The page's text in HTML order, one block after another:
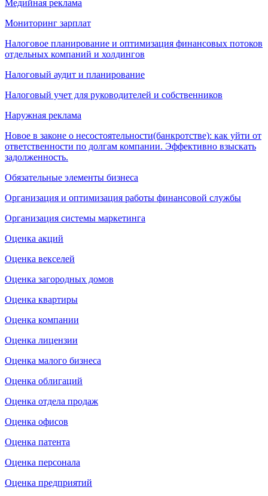
Медийная реклама
Мониторинг зарплат
Налоговое планирование и оптимизация финансовых потоков
отдельных компаний и холдингов
Налоговый аудит и планирование
Налоговый учет для руководителей и собственников
Наружная реклама
Новое в законе о несостоятельности(банкротстве): как уйти от
ответственности по долгам компании. Эффективно взыскать
задолженность.
Обязательные элементы бизнеса
Организация и оптимизация работы финансовой службы
Организация системы маркетинга
Оценка акций
Оценка векселей
Оценка загородных домов
Оценка квартиры
Оценка компании
Оценка лицензии
Оценка малого бизнеса
Оценка облигаций
Оценка отдела продаж
Оценка офисов
Оценка патента
Оценка персонала
Оценка предприятий